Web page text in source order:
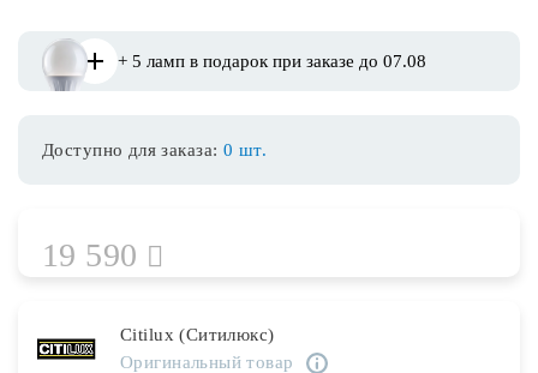
Предметы интерьера
+ 5 ламп в подарок при заказе до 07.08
Доступно для заказа: 0 шт.
19 590
Citilux (Ситилюкс)
Оригинальный товар